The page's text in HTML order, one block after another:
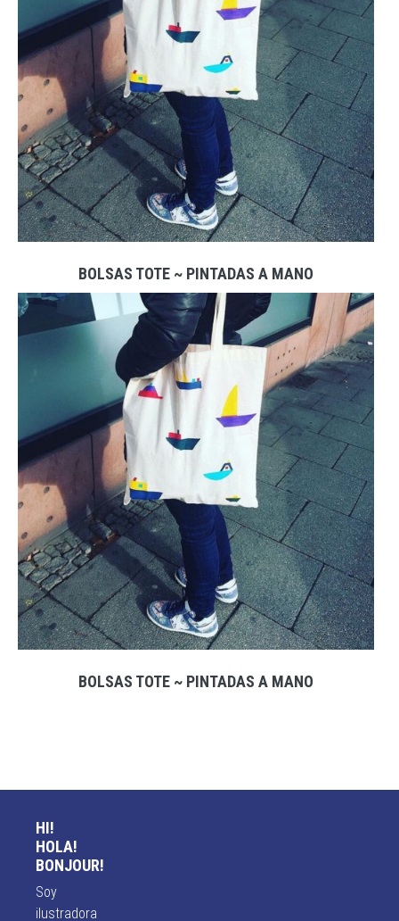
BOLSAS TOTE ~ PINTADAS A MANO
BOLSAS TOTE ~ PINTADAS A MANO
HI!
HOLA!
BONJOUR!
Soy
ilustradora